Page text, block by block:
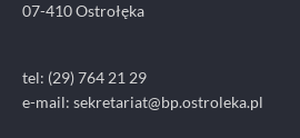
07-410 Ostrołęka
tel: (29) 764 21 29
e-mail: sekretariat@bp.ostroleka.pl